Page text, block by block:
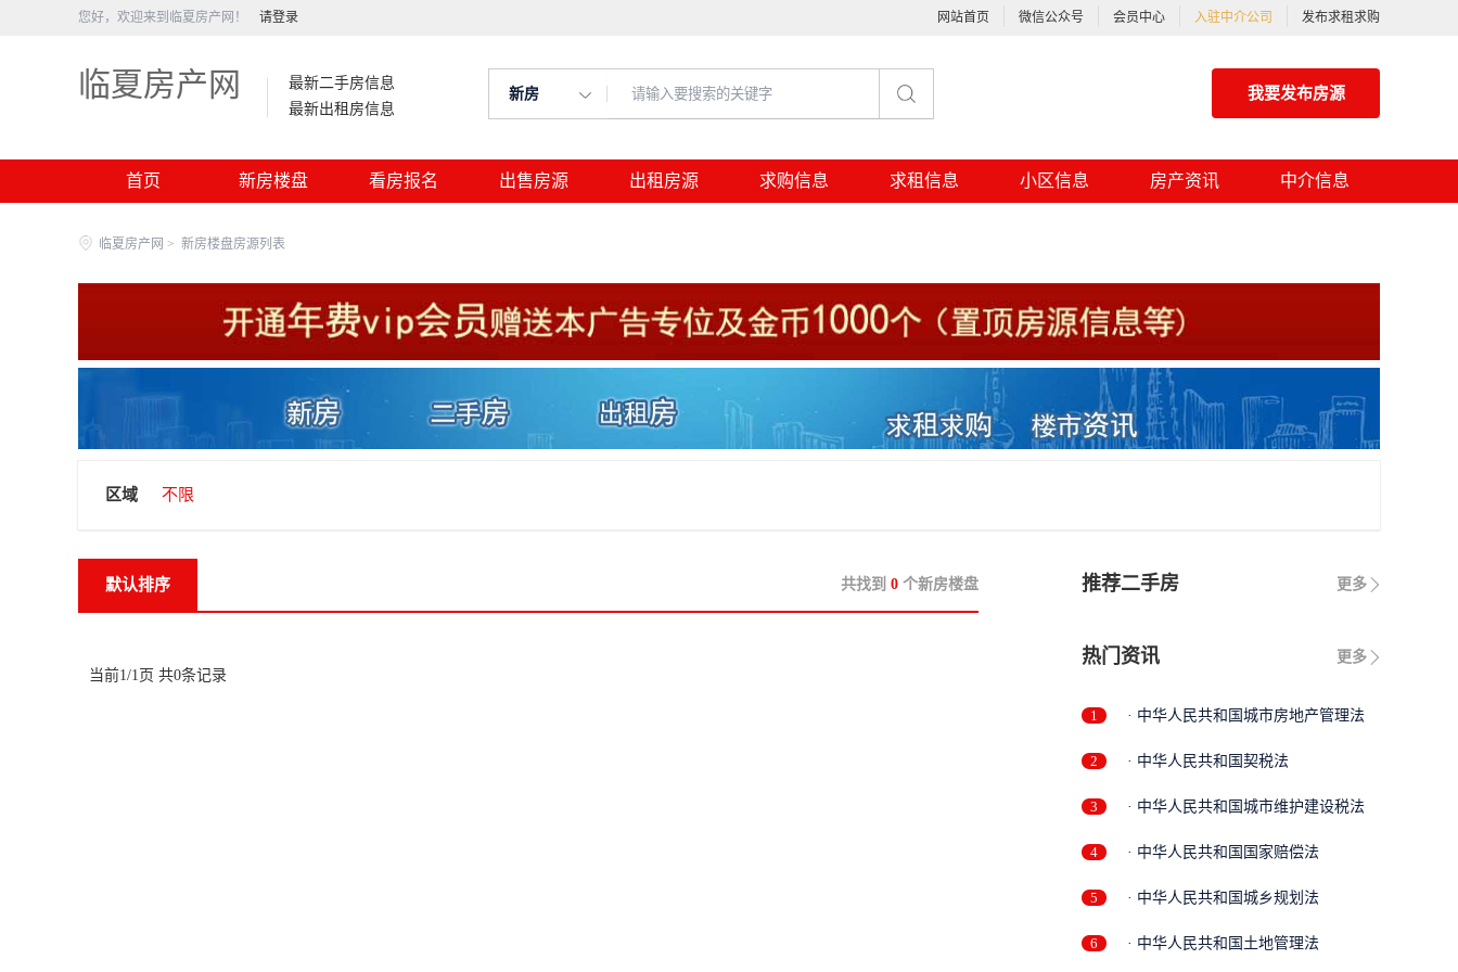
您好，欢迎来到临夏房产网！ 请登录 网站首页 微信公众号 会员中心 入驻中介公司 发布求租求购
临夏房产网
最新二手房信息
最新出租房信息
新房 我要发布房源
首页 新房楼盘 看房报名 出售房源 出租房源 求购信息 求租信息 小区信息 房产资讯 中介信息
临夏房产网 > 新房楼盘房源列表
区域 不限
默认排序 共找到 0 个新房楼盘
当前1/1页 共0条记录
更多
推荐二手房
更多
热门资讯
1 · 中华人民共和国城市房地产管理法
2 · 中华人民共和国契税法
3 · 中华人民共和国城市维护建设税法
4 · 中华人民共和国国家赔偿法
5 · 中华人民共和国城乡规划法
6 · 中华人民共和国土地管理法